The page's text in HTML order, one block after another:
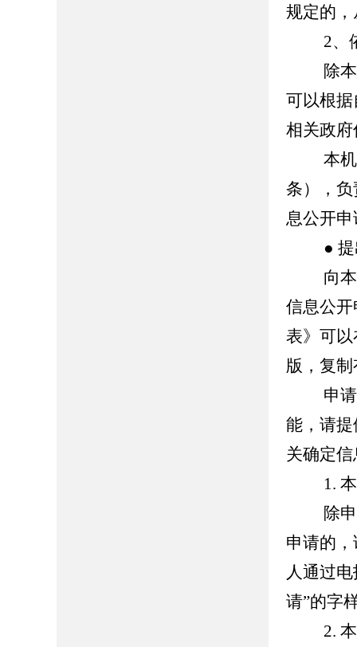
规定的
2、依
除本机
可以根
相关政
本机关
条），
息公开
● 提
向本机
信息公
表》可
版，复
申请人
能，请
关确定
1. 本机
除申请
申请的
人通过
请”的字
2. 本机